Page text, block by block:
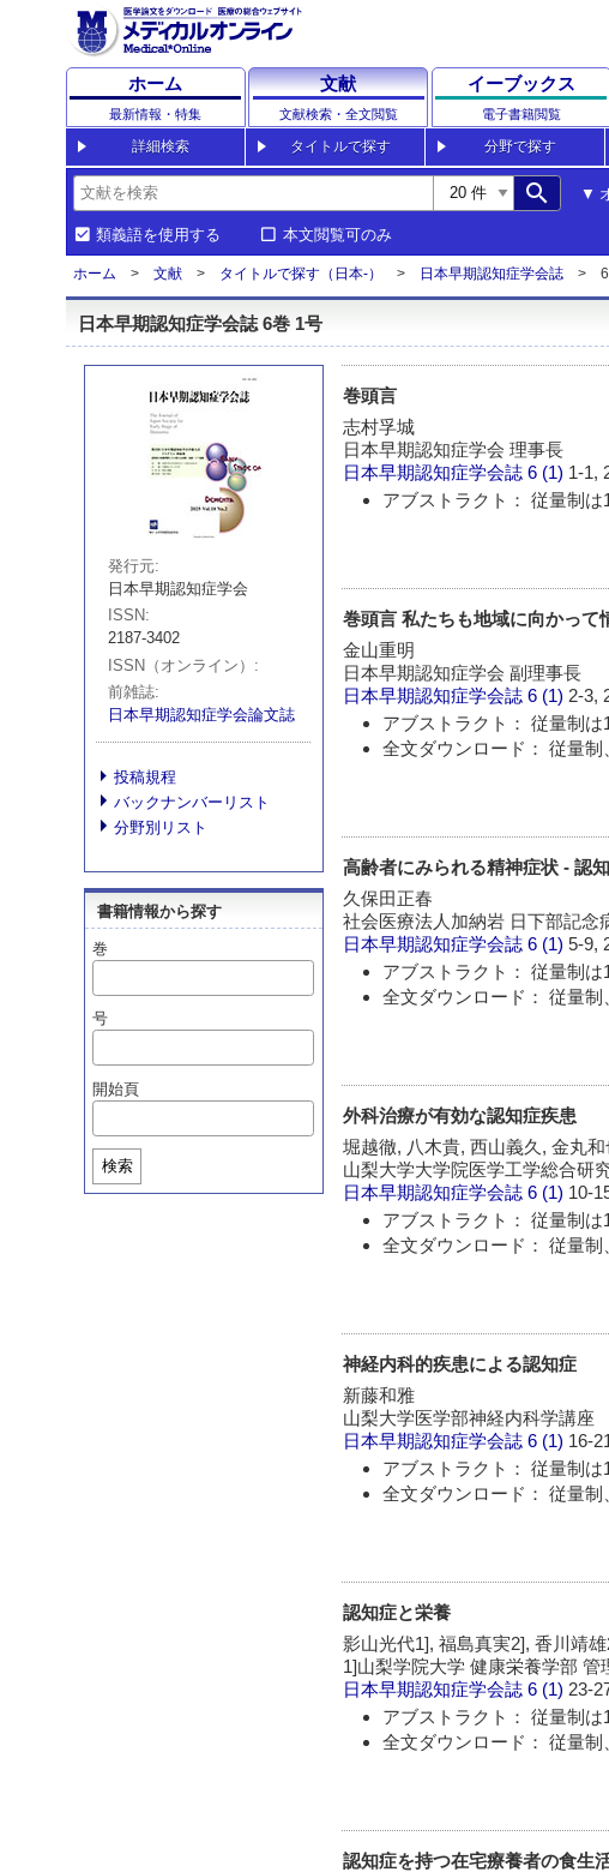
ホーム
最新情報・特集
文献
文献検索・全文閲覧
イーブックス
電子書籍閲覧
詳細検索 タイトルで探す 分野で探す
search
類義語を使用する 本文閲覧可のみ
ホーム 文献 タイトルで探す（日本-） 日本早期認知症学会誌
日本早期認知症学会誌 6巻 1号
発行元
日本早期認知症学会
ISSN
2187-3402
ISSN（オンライン）
前雑誌
日本早期認知症学会論文誌
投稿規程
バックナンバーリスト
分野別リスト
書籍情報から探す
巻
号
開始頁
検索
巻頭言
志村孚城
日本早期認知症学会 理事長
日本早期認知症学会誌 6 (1) 1-1,
アブストラクト： 従量制は
巻頭言 私たちも地域に向かって
金山重明
日本早期認知症学会 副理事長
日本早期認知症学会誌 6 (1) 2-3,
アブストラクト： 従量制は
全文ダウンロード： 従量制
高齢者にみられる精神症状 - 認
久保田正春
社会医療法人加納岩 日下部記念
日本早期認知症学会誌 6 (1)5-9,
アブストラクト： 従量制は
全文ダウンロード： 従量制
外科治療が有効な認知症疾患
堀越徹, 八木貴, 西山義久, 金丸
山梨大学大学院医学工学総合研
日本早期認知症学会誌 6 (1) 10-
アブストラクト： 従量制は
全文ダウンロード： 従量制
神経内科的疾患による認知症
新藤和雅
山梨大学医学部神経内科学講座
日本早期認知症学会誌 6 (1) 16-
アブストラクト： 従量制は
全文ダウンロード： 従量制
認知症と栄養
影山光代1], 福島真実2], 香川靖雄
1]山梨学院大学 健康栄養学部
日本早期認知症学会誌 6 (1)23-
アブストラクト： 従量制は
全文ダウンロード： 従量制
認知症を持つ在宅療養者の食生